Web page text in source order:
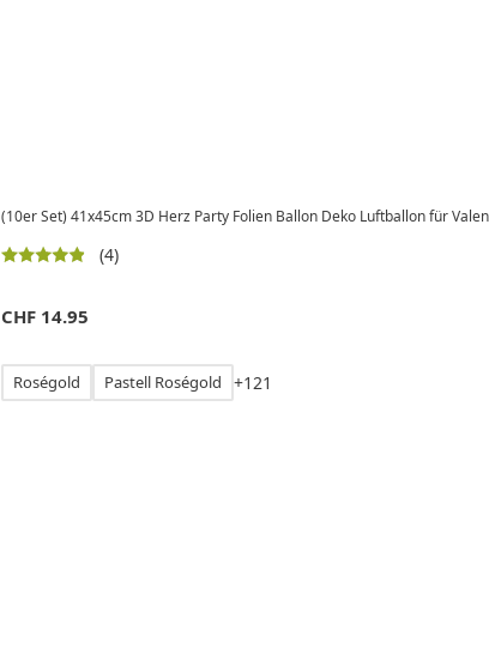
(10er Set) 41x45cm 3D Herz Party Folien Ballon Deko Luftballon für
(4)
CHF 14.95
Roségold Pastell Roségold +1 21